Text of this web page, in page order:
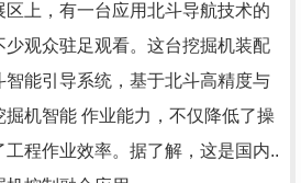
上，有一台应用北斗导航技术的
观众驻足观看。这台挖掘机装配
智能引导系统，基于北斗高精度与
机智能 作业能力，不仅降低了操
程作业效率。据了解，这是国内..